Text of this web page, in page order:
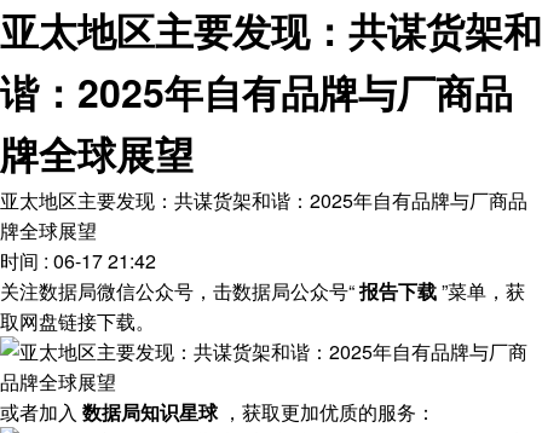
亚太地区主要发现：共谋货架和
谐：2025年自有品牌与厂商品
牌全球展望
亚太地区主要发现：共谋货架和谐：2025年自有品牌与厂商品
牌全球展望
时间 : 06-17 21:42
关注数据局微信公众号，击数据局公众号“报告下载”菜单，获
取网盘链接下载。
或者加入 数据局知识星球 ，获取更加优质的服务：